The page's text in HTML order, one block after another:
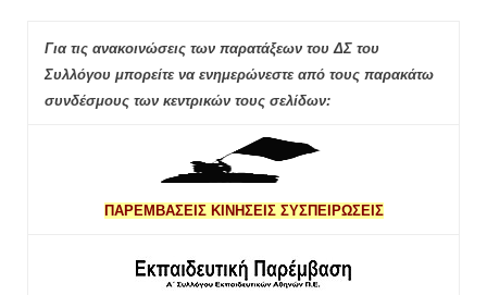
Για τις ανακοινώσεις των παρατάξεων του ΔΣ του
Συλλόγου μπορείτε να ενημερώνεστε από τους παρακάτω
συνδέσμους των κεντρικών τους σελίδων:
ΠΑΡΕΜΒΑΣΕΙΣ ΚΙΝΗΣΕΙΣ ΣΥΣΠΕΙΡΩΣΕΙΣ